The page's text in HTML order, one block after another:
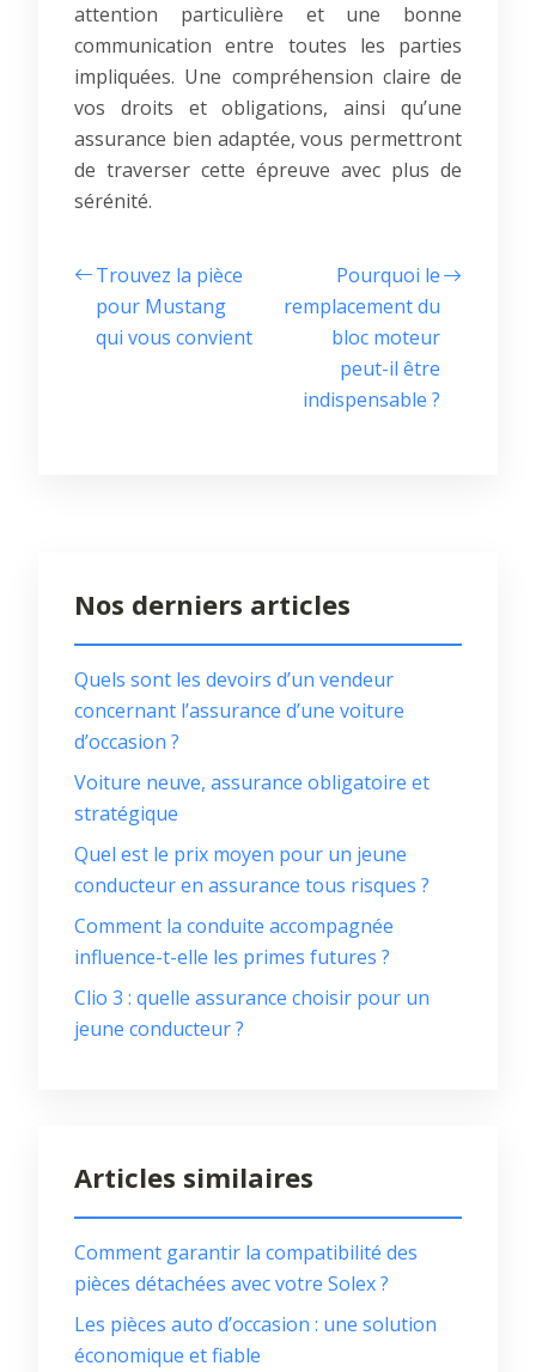
attention particulière et une bonne
communication entre toutes les parties
impliquées. Une compréhension claire de
vos droits et obligations, ainsi qu’une
assurance bien adaptée, vous permettront
de traverser cette épreuve avec plus de
sérénité.
Trouvez la pièce
pour Mustang
qui vous convient
Pourquoi le
remplacement du
bloc moteur
peut-il être
indispensable ?
Nos derniers articles
Quels sont les devoirs d’un vendeur
concernant l’assurance d’une voiture
d’occasion ?
Voiture neuve, assurance obligatoire et
stratégique
Quel est le prix moyen pour un jeune
conducteur en assurance tous risques ?
Comment la conduite accompagnée
influence-t-elle les primes futures ?
Clio 3 : quelle assurance choisir pour un
jeune conducteur ?
Articles similaires
Comment garantir la compatibilité des
pièces détachées avec votre Solex ?
Les pièces auto d’occasion : une solution
économique et fiable